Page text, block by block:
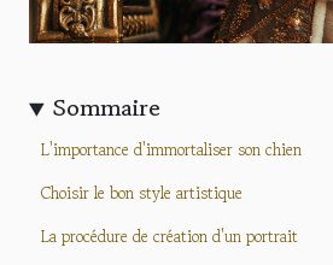
Sommaire
L'importance d'immortaliser son chien
Choisir le bon style artistique
La procédure de création d'un portrait